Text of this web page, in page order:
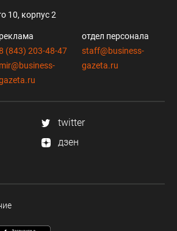
10, корпус 2
реклама
(843) 203-48-47
mir@business-
отдел персонала
staff@business-
gazeta.ru
twitter
дзен